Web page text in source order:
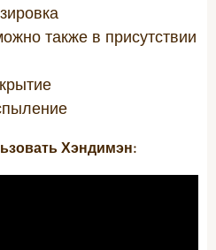
также в присутствии
Хэндимэн: